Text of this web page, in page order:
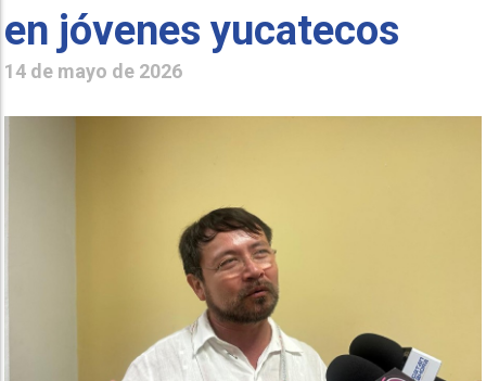
en jóvenes yucatecos
14 de mayo de 2026